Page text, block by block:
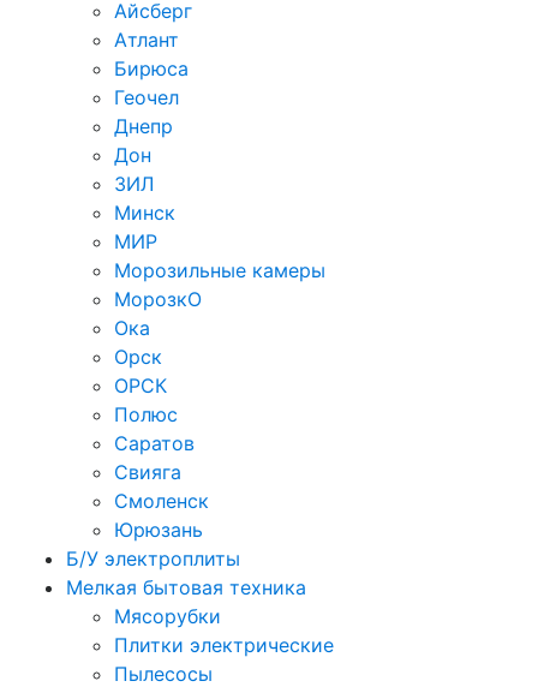
Айсберг
Атлант
Бирюса
Геочел
Днепр
Дон
ЗИЛ
Минск
МИР
Морозильные камеры
МорозкО
Ока
Орск
ОРСК
Полюс
Саратов
Свияга
Смоленск
Юрюзань
Б/У электроплиты
Мелкая бытовая техника
Мясорубки
Плитки электрические
Пылесосы